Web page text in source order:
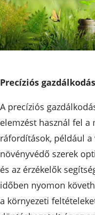
Precíziós gazdálkodás
A precíziós
elemzést használ fel a
ráfordítások, például a
növényvédő szerek
és az érzékelők
időben nyomon
a környezeti